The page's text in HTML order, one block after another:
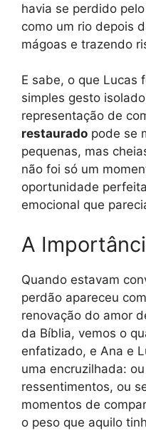
havia se perdido
como um rio depois
mágoas e trazendo
E sabe, o que Lucas
simples gesto
representação de
restaurado pode se
pequenas, mas
não foi só um
oportunidade
emocional que
A
Quando estavam
perdão apareceu
renovação do amor
da Bíblia, vemos o
enfatizado, e Ana e
uma encruzilhada:
ressentimentos, ou
momentos de
o peso que aquilo